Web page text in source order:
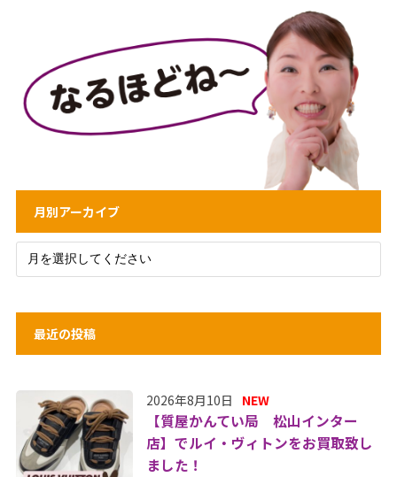
月別アーカイブ
最近の投稿
2026年8月10日 NEW
【質屋かんてい局 松山インター
店】でルイ・ヴィトンをお買取致し
ました！